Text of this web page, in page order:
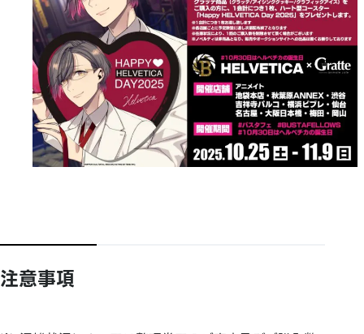
注意事項